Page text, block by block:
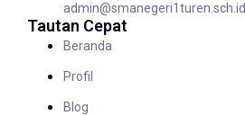
admin@smanegeri1turen.sch.id
Tautan Cepat
Beranda
Profil
Blog